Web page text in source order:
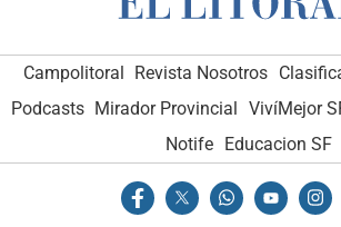
Campolitoral Revista Nosotros
Podcasts Mirador Provincial VivíMejor
Notife Educacion SF